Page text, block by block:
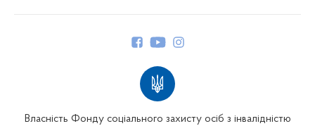
Власність Фонду соціального захисту осіб з інвалідністю